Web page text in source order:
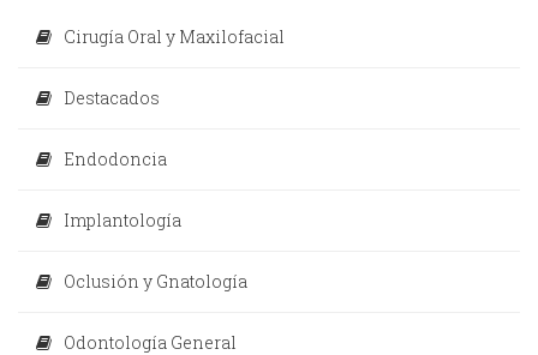
Cirugía Oral y Maxilofacial
Destacados
Endodoncia
Implantología
Oclusión y Gnatología
Odontología General